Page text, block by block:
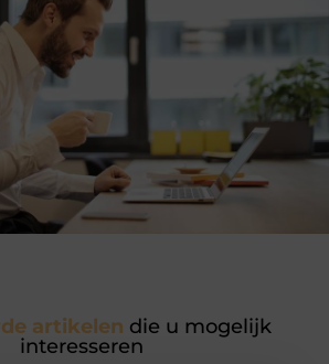
artikelen die u mogelijk
interesseren